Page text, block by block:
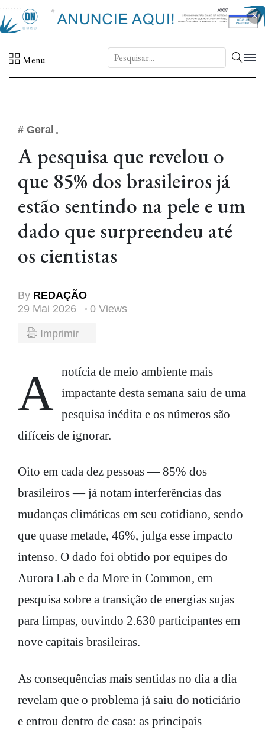
×
Menu DN.
# Geral
A pesquisa que revelou o
que 85% dos brasileiros já
estão sentindo na pele e um
dado que surpreendeu até
os cientistas
By REDAÇÃO
29 Mai 2026
0 Views
Imprimir
A notícia de meio ambiente mais impactante desta semana saiu de uma
pesquisa inédita e os números são
difíceis de ignorar.
Oito em cada dez pessoas — 85% dos
brasileiros — já notam interferências das
mudanças climáticas em seu cotidiano, sendo
que quase metade, 46%, julga esse impacto
intenso. O dado foi obtido por equipes do
Aurora Lab e da More in Common, em
pesquisa sobre a transição de energias sujas
para limpas, ouvindo 2.630 participantes em
nove capitais brasileiras.
As consequências mais sentidas no dia a dia
revelam que o problema já saiu do noticiário
e entrou dentro de casa: as principais